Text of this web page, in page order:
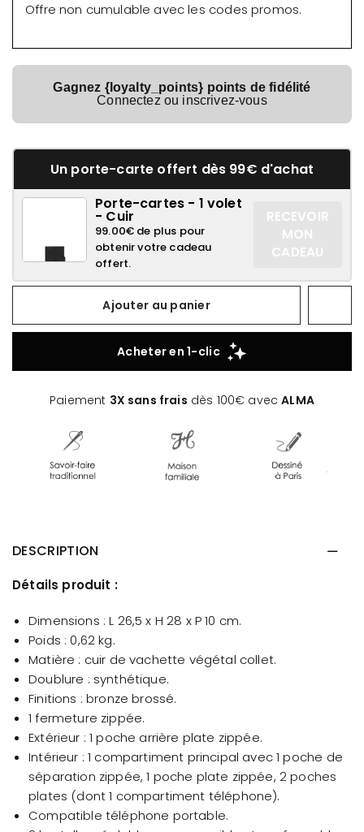
Offre non cumulable avec les codes promos.
Gagnez {loyalty_points} points de fidélité
Connectez ou inscrivez-vous
Un porte-carte offert dès 99€ d'achat
Porte-cartes - 1 volet
- Cuir
99.00€ de plus pour
obtenir votre cadeau
offert.
RECEVOIR
MON
CADEAU
Ajouter au panier
Paiement 3X sans frais dès 100€ avecALMA
DESCRIPTION
Détails produit :
Dimensions : L 26,5 x H 28 x P 10 cm.
Poids : 0,62 kg.
Matière : cuir de vachette végétal collet.
Doublure : synthétique.
Finitions : bronze brossé.
1 fermeture zippée.
Extérieur : 1 poche arrière plate zippée.
Intérieur : 1 compartiment principal avec 1 poche de
séparation zippée, 1 poche plate zippée, 2 poches
plates (dont 1 compartiment téléphone).
Compatible téléphone portable.